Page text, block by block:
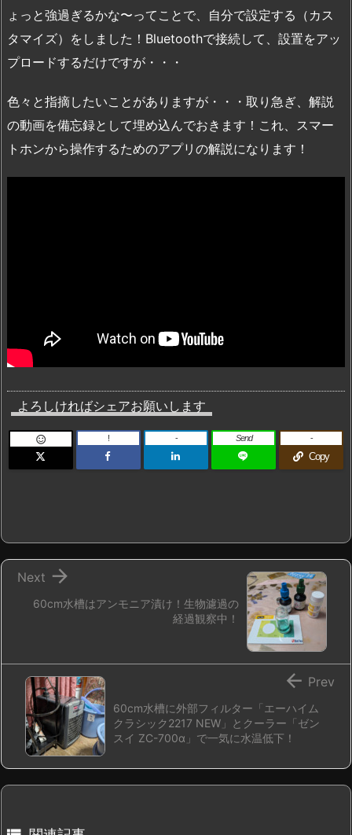
ょっと強過ぎるかな〜ってことで、自分で設定する（カス
タマイズ）をしました！Bluetoothで接続して、設置をアッ
プロードするだけですが・・・
色々と指摘したいことがありますが・・・取り急ぎ、解説
の動画を備忘録として埋め込んでおきます！これ、スマー
トホンから操作するためのアプリの解説になります！
よろしければシェアお願いします
 ! - Send
Copy
-
60cm水槽はアンモニア漬け！生物濾過の
経過観察中！

Next
60cm水槽に外部フィルター「エーハイム
クラシック2217 NEW」とクーラー「ゼン
スイ ZC-700α」で一気に水温低下！
 Prev